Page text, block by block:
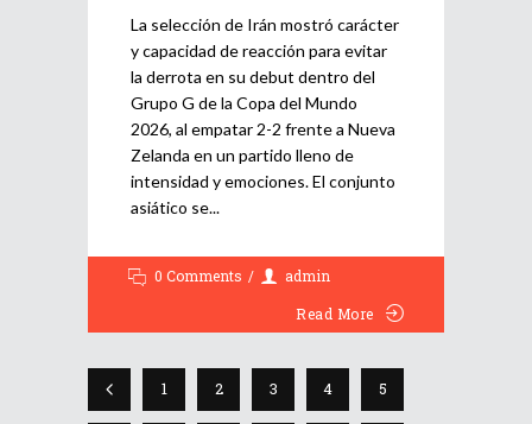
La selección de Irán mostró carácter
y capacidad de reacción para evitar
la derrota en su debut dentro del
Grupo G de la Copa del Mundo
2026, al empatar 2-2 frente a Nueva
Zelanda en un partido lleno de
intensidad y emociones. El conjunto
asiático se
0 Comments
admin
Read More
1 2 3 4 5